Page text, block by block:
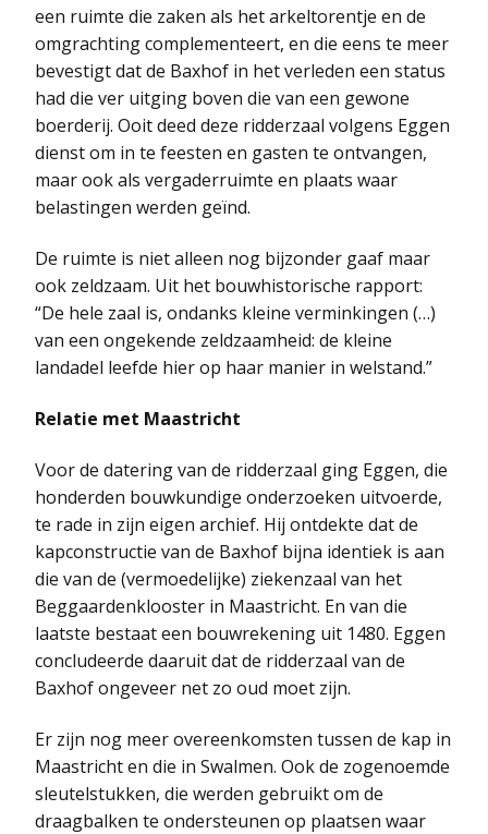
een ruimte die zaken als het arkeltorentje en de
omgrachting complementeert, en die eens te meer
bevestigt dat de Baxhof in het verleden een status
had die ver uitging boven die van een gewone
boerderij. Ooit deed deze ridderzaal volgens Eggen
dienst om in te feesten en gasten te ontvangen,
maar ook als vergaderruimte en plaats waar
belastingen werden geïnd.
De ruimte is niet alleen nog bijzonder gaaf maar
ook zeldzaam. Uit het bouwhistorische rapport:
“De hele zaal is, ondanks kleine verminkingen (…)
van een ongekende zeldzaamheid: de kleine
landadel leefde hier op haar manier in welstand.”
Relatie met Maastricht
Voor de datering van de ridderzaal ging Eggen, die
honderden bouwkundige onderzoeken uitvoerde,
te rade in zijn eigen archief. Hij ontdekte dat de
kapconstructie van de Baxhof bijna identiek is aan
die van de (vermoedelijke) ziekenzaal van het
Beggaardenklooster in Maastricht. En van die
laatste bestaat een bouwrekening uit 1480. Eggen
concludeerde daaruit dat de ridderzaal van de
Baxhof ongeveer net zo oud moet zijn.
Er zijn nog meer overeenkomsten tussen de kap in
Maastricht en die in Swalmen. Ook de zogenoemde
sleutelstukken, die werden gebruikt om de
draagbalken te ondersteunen op plaatsen waar